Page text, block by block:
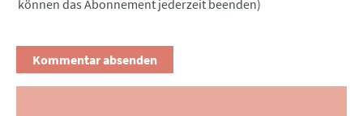
können das Abonnement jederzeit beenden)